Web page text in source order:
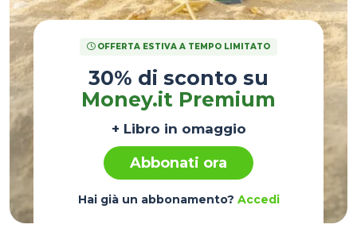
OFFERTA ESTIVA A TEMPO LIMITATO
30% di sconto su
Money.it Premium
+ Libro in omaggio
Abbonati ora
Hai già un abbonamento? Accedi